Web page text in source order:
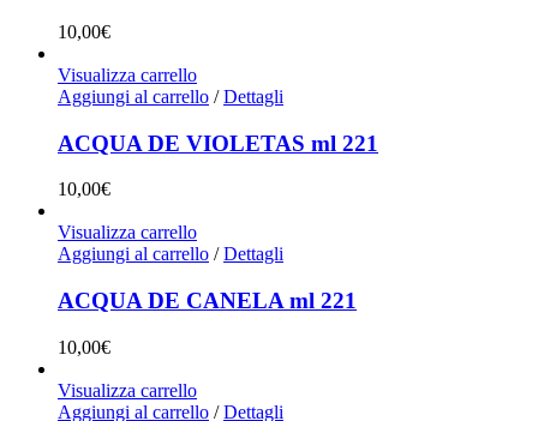
10,00€
Visualizza carrello
Aggiungi al carrello / Dettagli
ACQUA DE VIOLETAS ml 221
10,00€
Visualizza carrello
Aggiungi al carrello / Dettagli
ACQUA DE CANELA ml 221
10,00€
Visualizza carrello
Aggiungi al carrello / Dettagli